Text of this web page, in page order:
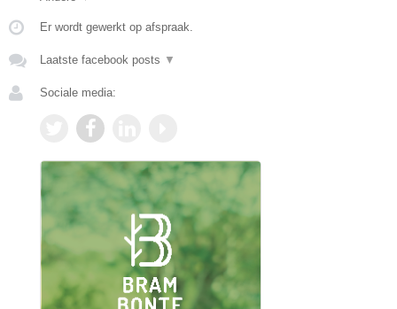
Er wordt gewerkt op afspraak.
Laatste facebook posts ▼
Sociale media: